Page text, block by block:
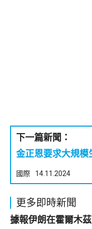
下一篇新聞：
金正恩要求大規模
國際 14.11.2024
更多即時新聞
據報伊朗在霍爾木